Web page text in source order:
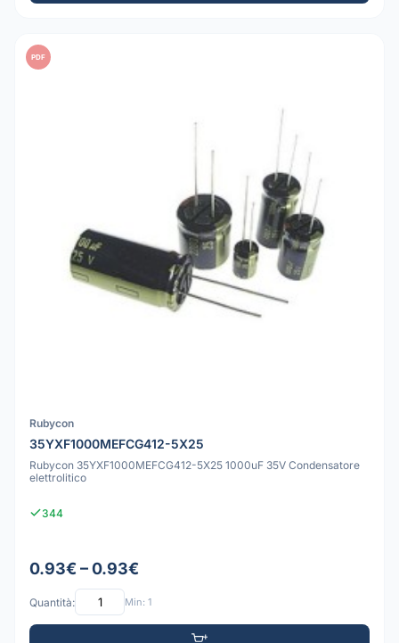
PDF
Rubycon
35YXF1000MEFCG412-5X25
Rubycon 35YXF1000MEFCG412-5X25 1000uF 35V Condensatore
elettrolitico
344
0.93€ – 0.93€
Quantità: Min: 1